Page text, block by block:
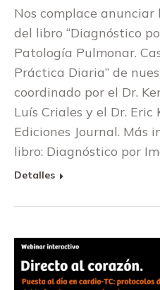
Nos complace
del libro “Diagnóstico
Patología Pulmonar.
Práctica Diaria” de
coordinado por el Dr.
Luís Criales y el Dr. Eric
Ediciones Journal. Más
libro: Diagnóstico por
Detalles